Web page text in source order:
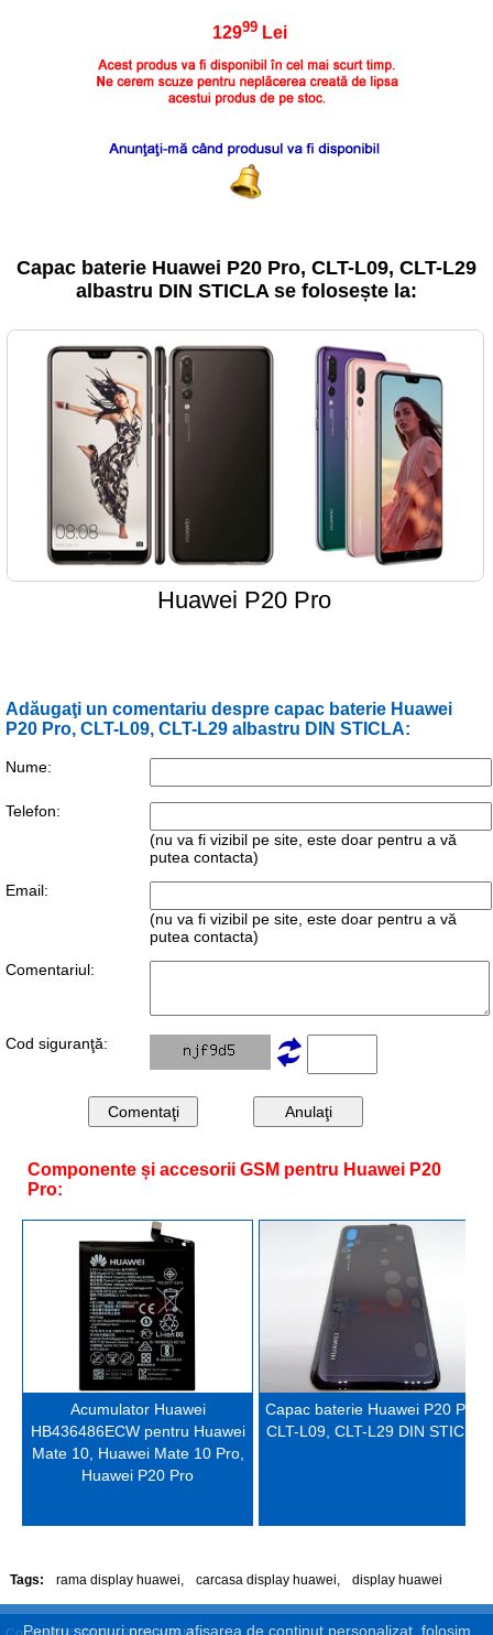
12999Lei
Capac baterie Huawei P20 Pro, CLT-L09, CLT-L29
albastru DIN STICLA se folosește la:
Huawei P20 Pro
Adăugaţi un comentariu despre capac baterie Huawei
P20 Pro, CLT-L09, CLT-L29 albastru DIN STICLA:
Nume:
Telefon:
(nu va fi vizibil pe site, este doar pentru a vă
putea contacta)
Email:
(nu va fi vizibil pe site, este doar pentru a vă
putea contacta)
Comentariul:
Cod siguranţă:
Componente și accesorii GSM pentru Huawei P20
Pro:
Acumulator Huawei
HB436486ECW pentru Huawei
Mate 10, Huawei Mate 10 Pro,
Huawei P20 Pro
Capac baterie Huawei P20 Pro,
CLT-L09, CLT-L29 DIN STICLA
Tags: rama display huawei, carcasa display huawei, display huawei
Pentru scopuri precum afișarea de conținut personalizat, folosim